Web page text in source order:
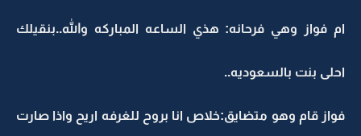
ام فواز وهي فرحانه: هذي الساعه المباركه والله..بنقيلك
احلى بنت بالسعوديه..
فواز قام وهو متضايق:خلاص انا بروح للغرفه اريح واذا صارت